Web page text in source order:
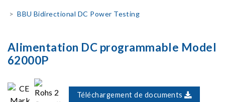
BBU Bidirectional DC Power Testing
Alimentation DC programmable Model
62000P
Téléchargement de documents